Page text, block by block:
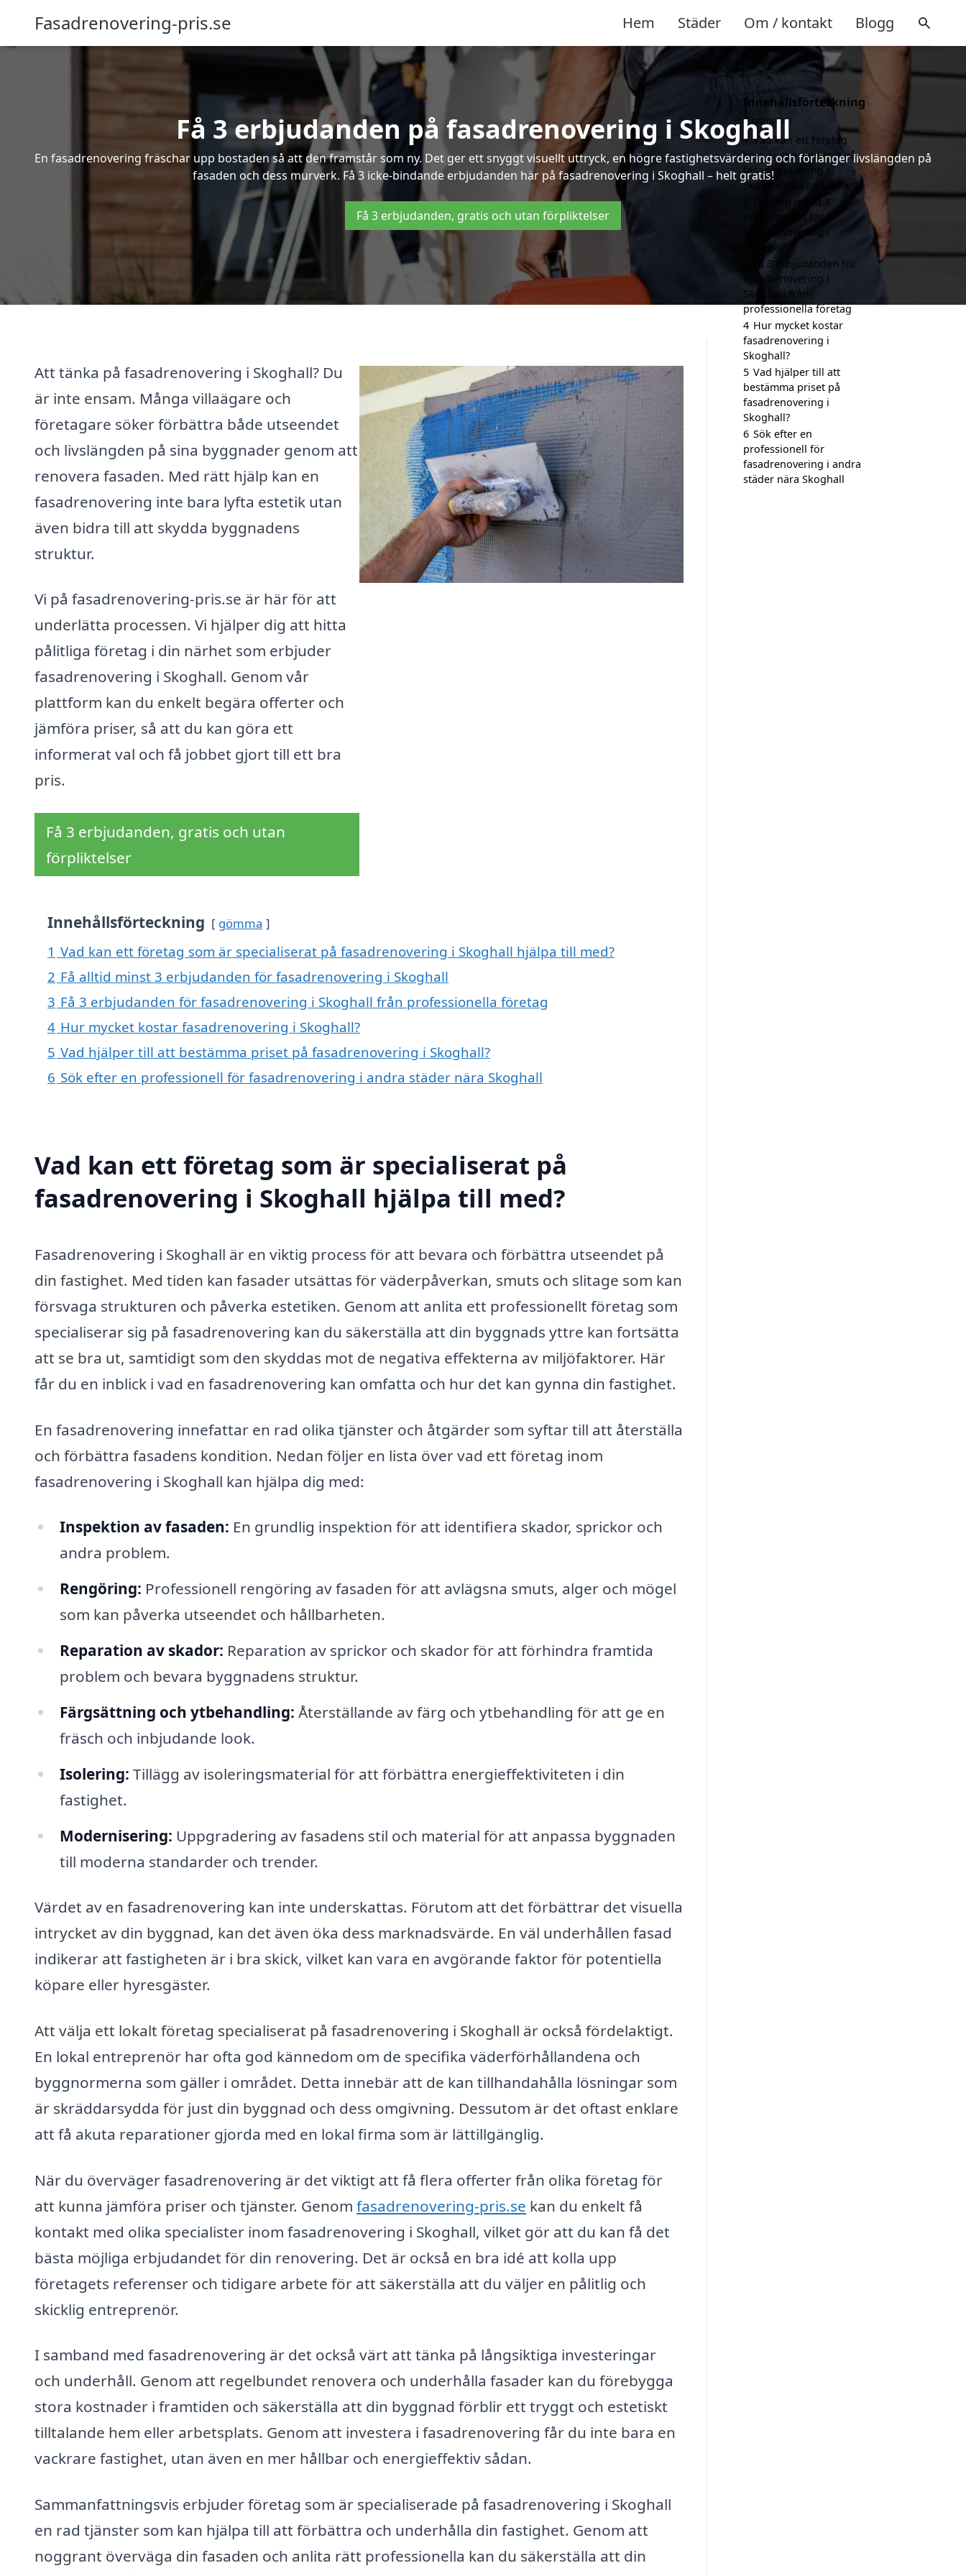
Fasadrenovering-pris.se Hem Städer Om / kontakt Blogg
Få 3 erbjudanden på fasadrenovering i Skoghall
En fasadrenovering fräschar upp bostaden så att den framstår som ny. Det ger ett snyggt visuellt uttryck, en högre fastighetsvärdering och förlänger livslängden på
fasaden och dess murverk. Få 3 icke-bindande erbjudanden här på fasadrenovering i Skoghall – helt gratis!
Få 3 erbjudanden, gratis och utan förpliktelser
Att tänka på fasadrenovering i Skoghall? Du
är inte ensam. Många villaägare och
företagare söker förbättra både utseendet
och livslängden på sina byggnader genom att
renovera fasaden. Med rätt hjälp kan en
fasadrenovering inte bara lyfta estetik utan
även bidra till att skydda byggnadens
struktur.
Vi på fasadrenovering-pris.se är här för att
underlätta processen. Vi hjälper dig att hitta
pålitliga företag i din närhet som erbjuder
fasadrenovering i Skoghall. Genom vår
plattform kan du enkelt begära offerter och
jämföra priser, så att du kan göra ett
informerat val och få jobbet gjort till ett bra
pris.
Få 3 erbjudanden, gratis och utan
förpliktelser
Innehållsförteckning gömma
1 Vad kan ett företag som är specialiserat på fasadrenovering i Skoghall hjälpa till med?
2 Få alltid minst 3 erbjudanden för fasadrenovering i Skoghall
3 Få 3 erbjudanden för fasadrenovering i Skoghall från professionella företag
4 Hur mycket kostar fasadrenovering i Skoghall?
5 Vad hjälper till att bestämma priset på fasadrenovering i Skoghall?
6 Sök efter en professionell för fasadrenovering i andra städer nära Skoghall
Vad kan ett företag som är specialiserat på
fasadrenovering i Skoghall hjälpa till med?
Fasadrenovering i Skoghall är en viktig process för att bevara och förbättra utseendet på
din fastighet. Med tiden kan fasader utsättas för väderpåverkan, smuts och slitage som kan
försvaga strukturen och påverka estetiken. Genom att anlita ett professionellt företag som
specialiserar sig på fasadrenovering kan du säkerställa att din byggnads yttre kan fortsätta
att se bra ut, samtidigt som den skyddas mot de negativa effekterna av miljöfaktorer. Här
får du en inblick i vad en fasadrenovering kan omfatta och hur det kan gynna din fastighet.
En fasadrenovering innefattar en rad olika tjänster och åtgärder som syftar till att återställa
och förbättra fasadens kondition. Nedan följer en lista över vad ett företag inom
fasadrenovering i Skoghall kan hjälpa dig med:
Inspektion av fasaden: En grundlig inspektion för att identifiera skador, sprickor och
andra problem.
Rengöring: Professionell rengöring av fasaden för att avlägsna smuts, alger och mögel
som kan påverka utseendet och hållbarheten.
Reparation av skador: Reparation av sprickor och skador för att förhindra framtida
problem och bevara byggnadens struktur.
Färgsättning och ytbehandling: Återställande av färg och ytbehandling för att ge en
fräsch och inbjudande look.
Isolering: Tillägg av isoleringsmaterial för att förbättra energieffektiviteten i din
fastighet.
Modernisering: Uppgradering av fasadens stil och material för att anpassa byggnaden
till moderna standarder och trender.
Värdet av en fasadrenovering kan inte underskattas. Förutom att det förbättrar det visuella
intrycket av din byggnad, kan det även öka dess marknadsvärde. En väl underhållen fasad
indikerar att fastigheten är i bra skick, vilket kan vara en avgörande faktor för potentiella
köpare eller hyresgäster.
Att välja ett lokalt företag specialiserat på fasadrenovering i Skoghall är också fördelaktigt.
En lokal entreprenör har ofta god kännedom om de specifika väderförhållandena och
byggnormerna som gäller i området. Detta innebär att de kan tillhandahålla lösningar som
är skräddarsydda för just din byggnad och dess omgivning. Dessutom är det oftast enklare
att få akuta reparationer gjorda med en lokal firma som är lättillgänglig.
När du överväger fasadrenovering är det viktigt att få flera offerter från olika företag för
att kunna jämföra priser och tjänster. Genom fasadrenovering-pris.se kan du enkelt få
kontakt med olika specialister inom fasadrenovering i Skoghall, vilket gör att du kan få det
bästa möjliga erbjudandet för din renovering. Det är också en bra idé att kolla upp
företagets referenser och tidigare arbete för att säkerställa att du väljer en pålitlig och
skicklig entreprenör.
I samband med fasadrenovering är det också värt att tänka på långsiktiga investeringar
och underhåll. Genom att regelbundet renovera och underhålla fasader kan du förebygga
stora kostnader i framtiden och säkerställa att din byggnad förblir ett tryggt och estetiskt
tilltalande hem eller arbetsplats. Genom att investera i fasadrenovering får du inte bara en
vackrare fastighet, utan även en mer hållbar och energieffektiv sådan.
Sammanfattningsvis erbjuder företag som är specialiserade på fasadrenovering i Skoghall
en rad tjänster som kan hjälpa till att förbättra och underhålla din fastighet. Genom att
noggrant överväga din fasaden och anlita rätt professionella kan du säkerställa att din
Innehållsförteckning
gömma
1 Vad kan ett företag
som är specialiserat på
fasadrenovering i
Skoghall hjälpa till med?
Få alltid minst 3
erbjudanden för
fasadrenovering i
Skoghall
Få 3 erbjudanden för
fasadrenovering i
Skoghall från
professionella företag
4 Hur mycket kostar
fasadrenovering i
Skoghall?
5 Vad hjälper till att
bestämma priset på
fasadrenovering i
Skoghall?
6 Sök efter en
professionell för
fasadrenovering i andra
städer nära Skoghall